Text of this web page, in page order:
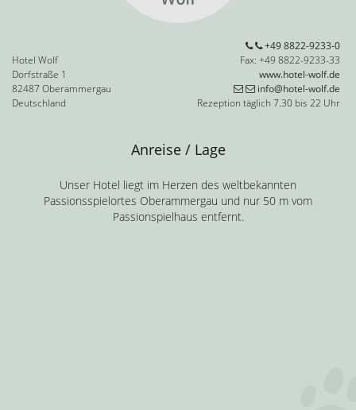
Hotel Wolf
Dorfstraße 1
82487 Oberammergau
Deutschland
+49 8822-9233-0
Fax: +49 8822-9233-33
www.hotel-wolf.de
info@hotel-wolf.de
Rezeption täglich 7.30 bis 22 Uhr
Anreise / Lage
Unser Hotel liegt im Herzen des weltbekannten
Passionsspielortes Oberammergau und nur 50 m vom
Passionspielhaus entfernt.